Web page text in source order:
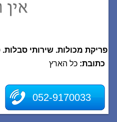
פריקת מכולות. שירותי סבלות.
כתובת: כל הארץ
052-9170033